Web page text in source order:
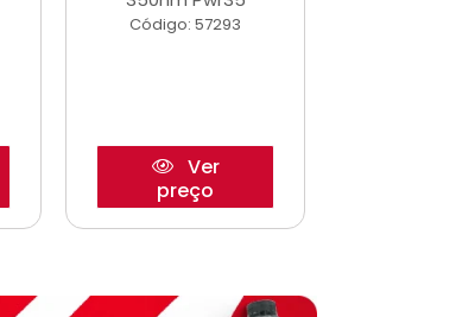
Código: 57293
Ver
preço